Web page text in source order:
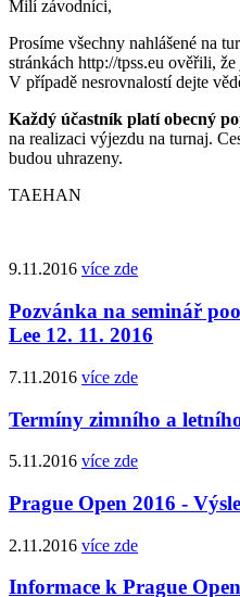
Milí závodníci,
Prosíme všechny nahlášené na
stránkách http://tpss.eu ověřili,
V případě nesrovnalostí dejte
Každý účastník platí obecný
na realizaci výjezdu na turnaj.
budou uhrazeny.
TAEHAN
9.11.2016 více zde
Pozvánka na seminář
Lee 12. 11. 2016
7.11.2016 více zde
Termíny zimního a
5.11.2016 více zde
Prague Open 2016 -
2.11.2016 více zde
Informace k Prague